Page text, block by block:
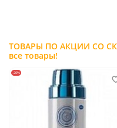
все товары!
-20%